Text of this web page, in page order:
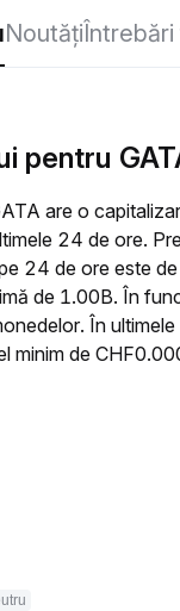
Noutăți
pentru
are o
24 de ore.
24 de ore este
de 1.00B. În
În
minim de